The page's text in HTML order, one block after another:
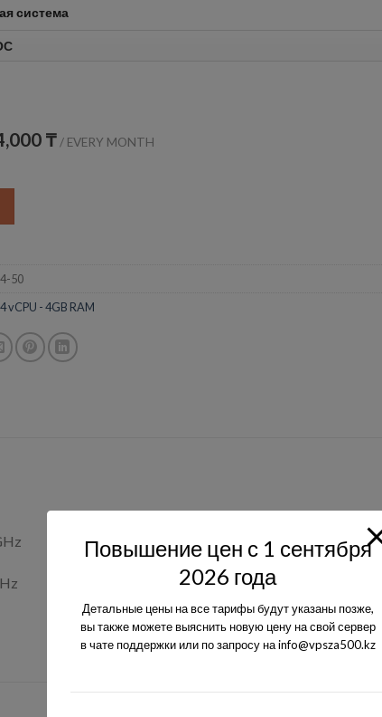
система
₸ / EVERY MONTH
50
vCPU - 4GB RAM
Повышение цен с 1 сентября
2026 года
Детальные цены на все тарифы будут указаны позже,
вы также можете выяснить новую цену на свой сервер
в чате поддержки или по запросу на info@vpsza500.kz